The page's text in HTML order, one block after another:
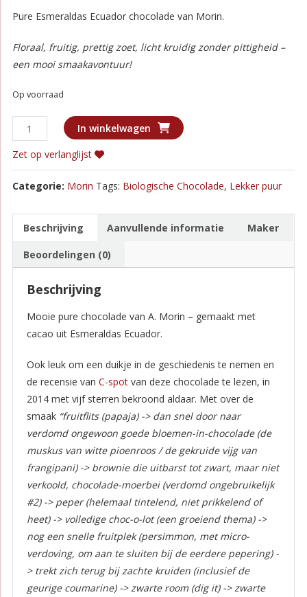
Pure Esmeraldas Ecuador chocolade van Morin.
Floraal, fruitig, prettig zoet, licht kruidig zonder pittigheid –
een mooi smaakavontuur!
Op voorraad
Morin
-
Esmeraldas
Puur
aantal
In winkelwagen
Zet op verlanglijst
Categorie: Morin Tags: Biologische Chocolade, Lekker puur
Beschrijving Aanvullende informatie Maker
Beoordelingen (0)
Beschrijving
Mooie pure chocolade van A. Morin – gemaakt met
cacao uit Esmeraldas Ecuador.
Ook leuk om een duikje in de geschiedenis te nemen en
de recensie van C-spotvan deze chocolade te lezen, in
2014 met vijf sterren bekroond aldaar. Met over de
smaak “fruitflits (papaja) -> dan snel door naar
verdomd ongewoon goede bloemen-in-chocolade (de
muskus van witte pioenroos / de gekruide vijg van
frangipani) -> brownie die uitbarst tot zwart, maar niet
verkoold, chocolade-moerbei (verdomd ongebruikelijk
#2) -> peper (helemaal tintelend, niet prikkelend of
heet) -> volledige choc-o-lot (een groeiend thema) ->
nog een snelle fruitplek (persimmon, met micro-
verdoving, om aan te sluiten bij de eerdere pepering) -
> trekt zich terug bij zachte kruiden (inclusief de
geurige coumarine) -> zwarte room (dig it) -> zwarte